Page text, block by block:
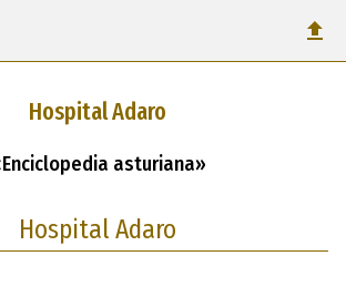
Hospital Adaro
asturiana»
Hospital Adaro